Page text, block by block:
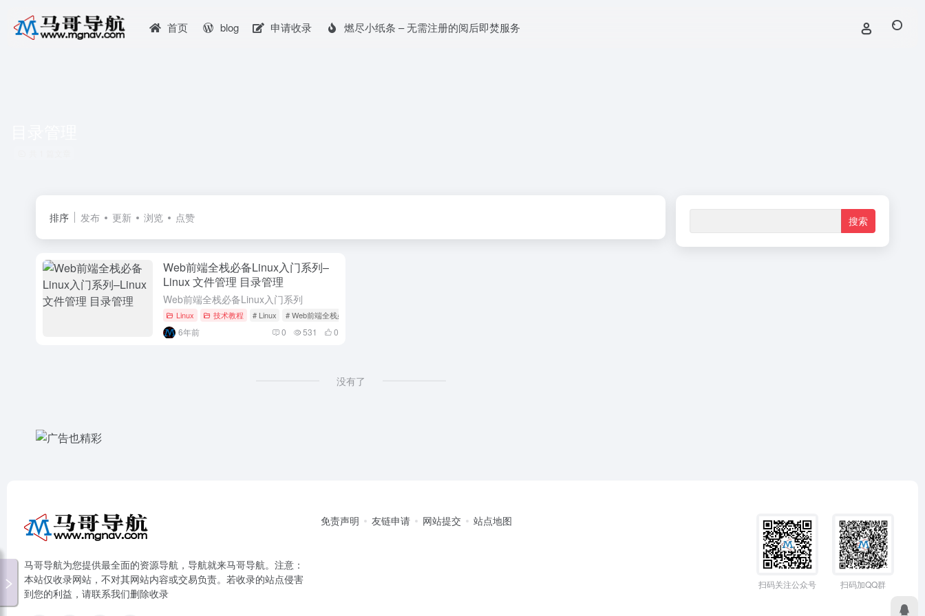
首页 blog 申请收录 燃尽小纸条 – 无需注册的阅后即焚服务
排序 发布 更新 浏览 点赞
Web前端全栈必备Linux入门系列–
Linux 文件管理 目录管理
Web前端全栈必备Linux入门系列
Linux 技术教程 # Linux # Web前端全栈必备Linux入门
6年前 0 531 0
没有了
马哥导航为您提供最全面的资源导航，导航就来马哥导航。注意：
本站仅收录网站，不对其网站内容或交易负责。若收录的站点侵害
到您的利益，请联系我们删除收录
免责声明 友链申请 网站提交 站点地图
扫码关注公众号 扫码加QQ群